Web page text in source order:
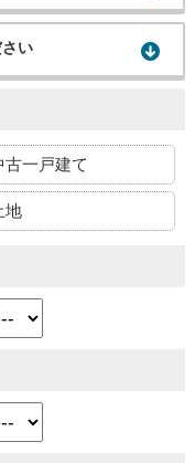
い
古一戸建て
地